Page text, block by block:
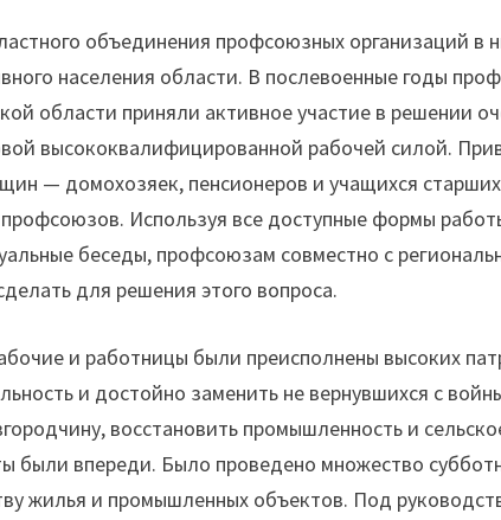
объединения профсоюзных организаций в
населения области. В послевоенные годы
области приняли активное участие в решении
высококвалифицированной рабочей силой.
— домохозяек, пенсионеров и учащихся
Используя все доступные формы
беседы, профсоюзам совместно с
для решения этого вопроса.
и работницы были преисполнены высоких
и достойно заменить не вернувшихся с
восстановить промышленность и
были впереди. Было проведено множество
жилья и промышленных объектов. Под